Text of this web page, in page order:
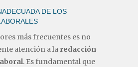
DE LOS
más frecuentes es no
atención a la redacción
. Es fundamental que